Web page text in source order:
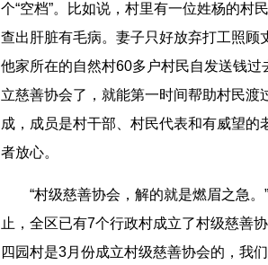
个“空档”。比如说，村里有一位姓杨的村
查出肝脏有毛病。妻子只好放弃打工照顾
他家所在的自然村60多户村民自发送钱
立慈善协会了，就能第一时间帮助村民渡
成，成员是村干部、村民代表和有威望
者放心。
“村级慈善协会，解的就是燃眉之急。
止，全区已有7个行政村成立了村级慈善
四园村是3月份成立村级慈善协会的，我